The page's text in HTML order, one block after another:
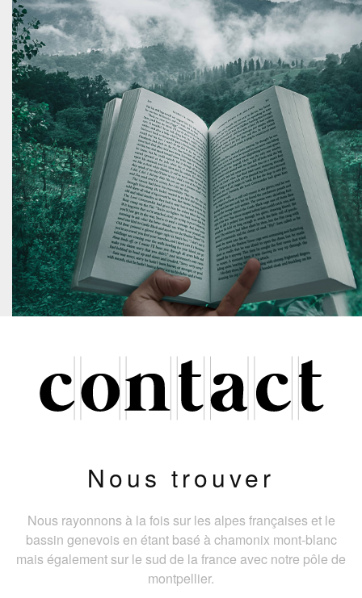
Nous trouver
Nous rayonnons à la fois sur les alpes françaises et le
bassin genevois en étant basé à chamonix mont-blanc
mais également sur le sud de la france avec notre pôle de
montpellier.